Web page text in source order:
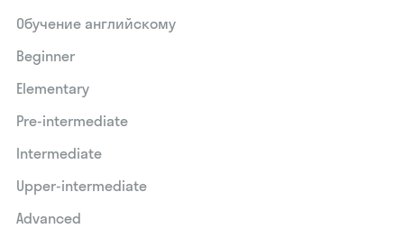
Обучение английскому
Beginner
Elementary
Pre-intermediate
Intermediate
Upper-intermediate
Advanced